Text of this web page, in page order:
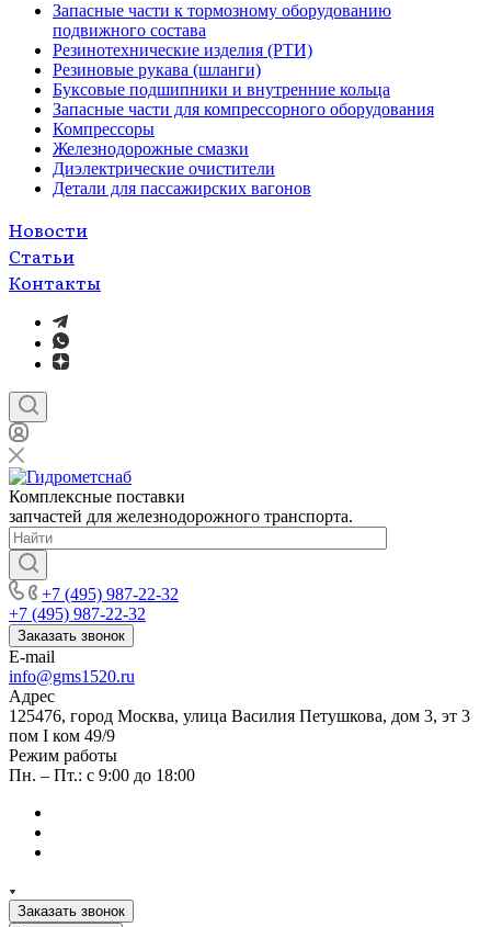
Запасные части к тормозному оборудованию
подвижного состава
Резинотехнические изделия (РТИ)
Резиновые рукава (шланги)
Буксовые подшипники и внутренние кольца
Запасные части для компрессорного оборудования
Компрессоры
Железнодорожные смазки
Диэлектрические очистители
Детали для пассажирских вагонов
Новости
Статьи
Контакты
Комплексные поставки
запчастей для железнодорожного транспорта.
+7 (495) 987-22-32
+7 (495) 987-22-32
Заказать звонок
E-mail
info@gms1520.ru
Адрес
125476, город Москва, улица Василия Петушкова, дом 3, эт 3
пом I ком 49/9
Режим работы
Пн. – Пт.: с 9:00 до 18:00
Заказать звонок